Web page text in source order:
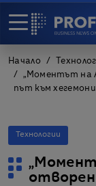
Начало
„Моментът на
път към
Технологии